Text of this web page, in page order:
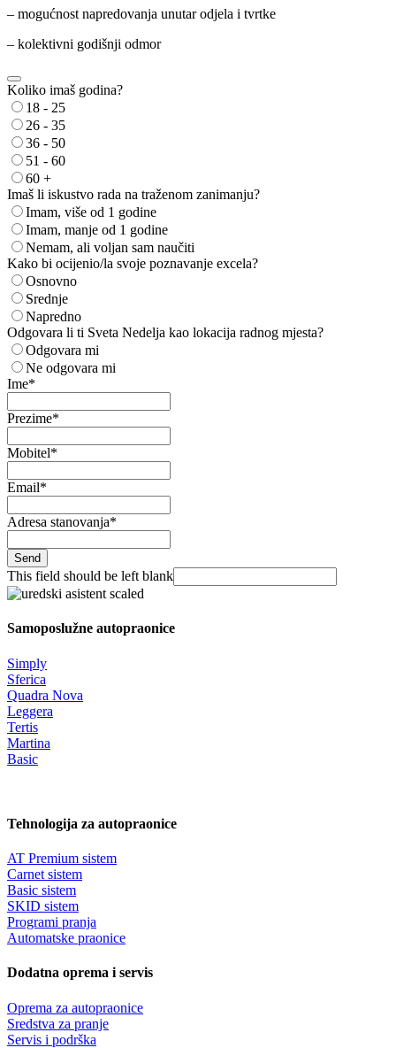
– mogućnost napredovanja unutar odjela i tvrtke
– kolektivni godišnji odmor
Koliko imaš godina?
18 - 25
26 - 35
36 - 50
51 - 60
60 +
Imaš li iskustvo rada na traženom zanimanju?
Imam, više od 1 godine
Imam, manje od 1 godine
Nemam, ali voljan sam naučiti
Kako bi ocijenio/la svoje poznavanje excela?
Osnovno
Srednje
Napredno
Odgovara li ti Sveta Nedelja kao lokacija radnog mjesta?
Odgovara mi
Ne odgovara mi
Ime*
Prezime*
Mobitel*
Email*
Adresa stanovanja*
Send
This field should be left blank
Samoposlužne autopraonice
Simply
Sferica
Quadra Nova
Leggera
Tertis
Martina
Basic
Tehnologija za autopraonice
AT Premium sistem
Carnet sistem
Basic sistem
SKID sistem
Programi pranja
Automatske praonice
Dodatna oprema i servis
Oprema za autopraonice
Sredstva za pranje
Servis i podrška